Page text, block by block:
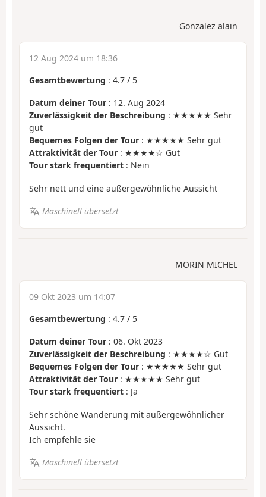
Gonzalez alain
12 Aug 2024 um 18:36
Gesamtbewertung : 4.7 / 5
Datum deiner Tour : 12. Aug 2024
Zuverlässigkeit der Beschreibung : ★★★★★ Sehr
gut
Bequemes Folgen der Tour : ★★★★★ Sehr gut
Attraktivität der Tour : ★★★★☆ Gut
Tour stark frequentiert : Nein
Sehr nett und eine außergewöhnliche Aussicht
Maschinell übersetzt
MORIN MICHEL
09 Okt 2023 um 14:07
Gesamtbewertung : 4.7 / 5
Datum deiner Tour : 06. Okt 2023
Zuverlässigkeit der Beschreibung : ★★★★☆ Gut
Bequemes Folgen der Tour : ★★★★★ Sehr gut
Attraktivität der Tour : ★★★★★ Sehr gut
Tour stark frequentiert : Ja
Sehr schöne Wanderung mit außergewöhnlicher
Aussicht.
Ich empfehle sie
Maschinell übersetzt